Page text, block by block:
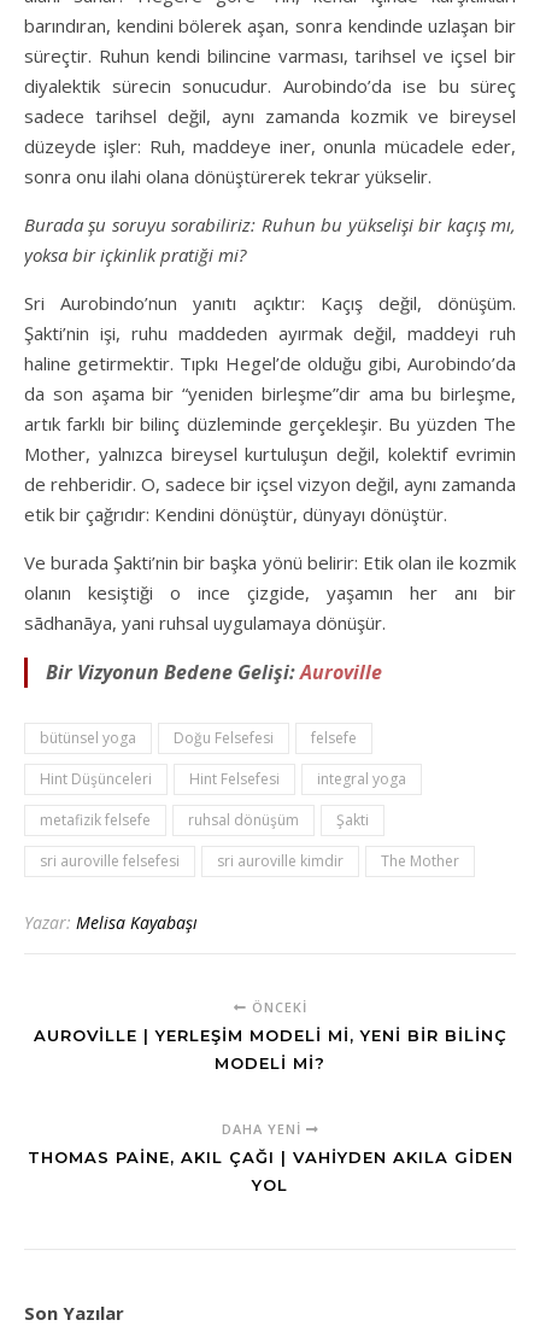
barındıran, kendini bölerek aşan, sonra kendinde uzlaşan bir
süreçtir. Ruhun kendi bilincine varması, tarihsel ve içsel bir
diyalektik sürecin sonucudur. Aurobindo’da ise bu süreç
sadece tarihsel değil, aynı zamanda kozmik ve bireysel
düzeyde işler: Ruh, maddeye iner, onunla mücadele eder,
sonra onu ilahi olana dönüştürerek tekrar yükselir.
Burada şu soruyu sorabiliriz: Ruhun bu yükselişi bir kaçış mı,
yoksa bir içkinlik pratiği mi?
Sri Aurobindo’nun yanıtı açıktır: Kaçış değil, dönüşüm.
Şakti’nin işi, ruhu maddeden ayırmak değil, maddeyi ruh
haline getirmektir. Tıpkı Hegel’de olduğu gibi, Aurobindo’da
da son aşama bir “yeniden birleşme”dir ama bu birleşme,
artık farklı bir bilinç düzleminde gerçekleşir. Bu yüzden The
Mother, yalnızca bireysel kurtuluşun değil, kolektif evrimin
de rehberidir. O, sadece bir içsel vizyon değil, aynı zamanda
etik bir çağrıdır: Kendini dönüştür, dünyayı dönüştür.
Ve burada Şakti’nin bir başka yönü belirir: Etik olan ile kozmik
olanın kesiştiği o ince çizgide, yaşamın her anı bir
sādhanāya, yani ruhsal uygulamaya dönüşür.
Bir Vizyonun Bedene Gelişi:Auroville
bütünsel yoga Doğu Felsefesi
felsefe
Hint Düşünceleri
Hint Felsefesi
integral yoga
metafizik felsefe
ruhsal dönüşüm
Şakti
sri auroville felsefesi
sri auroville kimdir The Mother
Yazar: Melisa Kayabaşı
ÖNCEKI
AUROVILLE | YERLEŞIM MODELI MI, YENI BIR BILINÇ
MODELI MI?
DAHA YENI
THOMAS PAINE, AKIL ÇAĞI | VAHIYDEN AKILA GIDEN
YOL
Son Yazılar